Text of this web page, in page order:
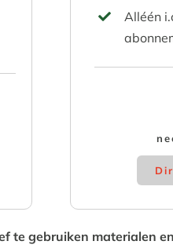
Alléén
te gebruiken materialen